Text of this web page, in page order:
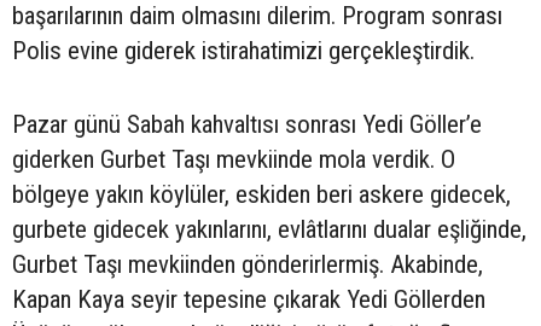
başarılarının daim olmasını dilerim. Program sonrası
Polis evine giderek istirahatimizi gerçekleştirdik.
Pazar günü Sabah kahvaltısı sonrası Yedi Göller’e
giderken Gurbet Taşı mevkiinde mola verdik. O
bölgeye yakın köylüler, eskiden beri askere gidecek,
gurbete gidecek yakınlarını, evlâtlarını dualar eşliğinde,
Gurbet Taşı mevkiinden gönderirlermiş. Akabinde,
Kapan Kaya seyir tepesine çıkarak Yedi Göllerden